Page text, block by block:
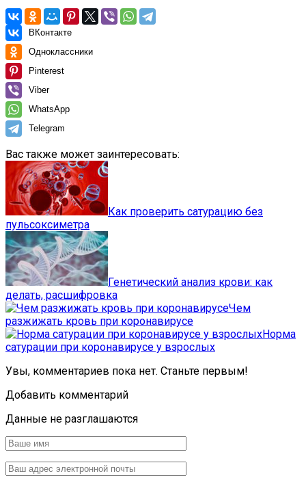
ВКонтакте
Одноклассники
Pinterest
Viber
WhatsApp
Telegram
Вас также может заинтересовать:
Как проверить сатурацию без
пульсоксиметра
Генетический анализ крови: как
делать, расшифровка
Чем
разжижать кровь при коронавирусе
Норма
сатурации при коронавирусе у взрослых
Увы, комментариев пока нет. Станьте первым!
Добавить комментарий
Данные не разглашаются